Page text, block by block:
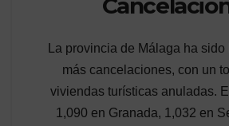
La provincia de Málaga ha
más cancelaciones, con un
viviendas turísticas anuladas.
1,090 en Granada, 1,032 en